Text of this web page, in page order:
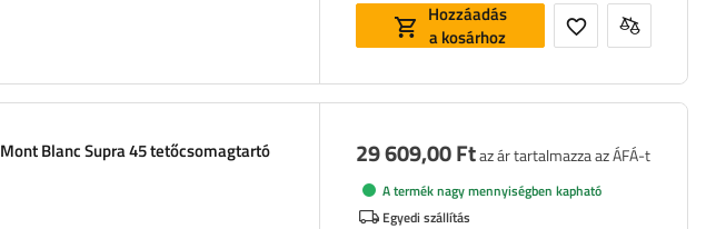
Hozzáadás
a kosárhoz
Mont Blanc Supra 45 tetőcsomagtartó 29 609,00 Ftaz ár tartalmazza az ÁFÁ-t
A termék nagy mennyiségben kapható
Egyedi szállítás